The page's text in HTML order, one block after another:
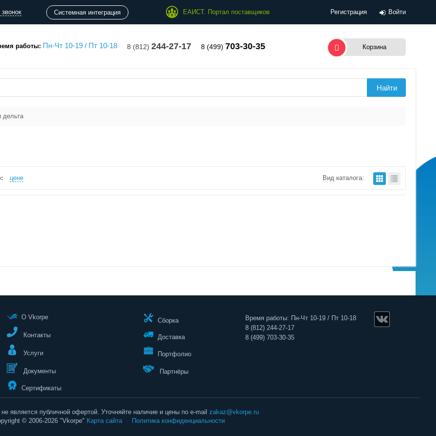
Системная интеграция ЕАИСТ. Портал поставщиков Регистрация Войти
работы: Пн-Чт 10-19 / Пт 10-18 8 (812) 244-27-17 8 (499) 703-30-35 Корзина
цене Вид каталога:
О Vkorpe
Контакты
Услуги
Документы
Сертификаты
Сборка
Доставка
Портфолио
Партнёры
Время работы: Пн-Чт 10-19 / Пт 10-18
8 (812) 244-27-17
8 (499) 703-30-35
является публичной офертой. Уточняйте наличие и цены по e-mail zakaz@vkorpe.ru
© 2006-2026 "Vkorpe" Карта сайта Политика конфиденциальности